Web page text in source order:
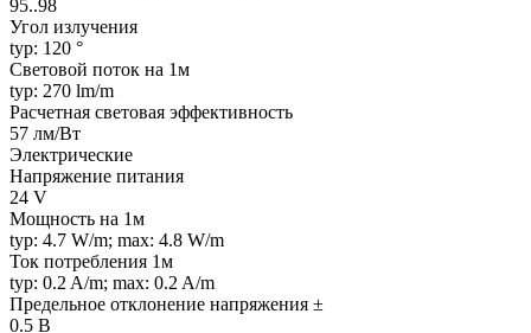
95..98
Угол излучения
typ: 120 °
Световой поток на 1м
typ: 270 lm/m
Расчетная световая эффективность
57 лм/Вт
Электрические
Напряжение питания
24 V
Мощность на 1м
typ: 4.7 W/m; max: 4.8 W/m
Ток потребления 1м
typ: 0.2 A/m; max: 0.2 A/m
Предельное отклонение напряжения ±
0.5 В